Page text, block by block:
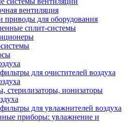
вентиляция
приводы для оборудования
сплит-системы
для очистителей воздуха
стерилизаторы, ионизаторы
для увлажнителей воздуха
приборы: увлажнение и